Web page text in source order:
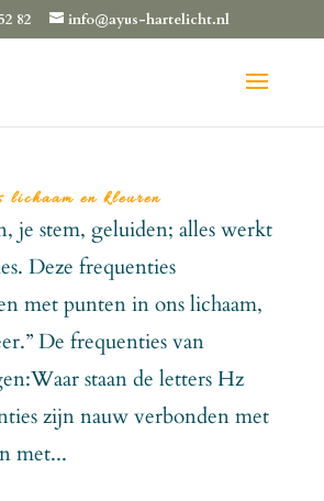
82 info@ayus-hartelicht.nl
lichaam en kleuren
je stem, geluiden; alles werkt
Deze frequenties
met punten in ons lichaam,
De frequenties van
staan de letters Hz
zijn nauw verbonden met
met...